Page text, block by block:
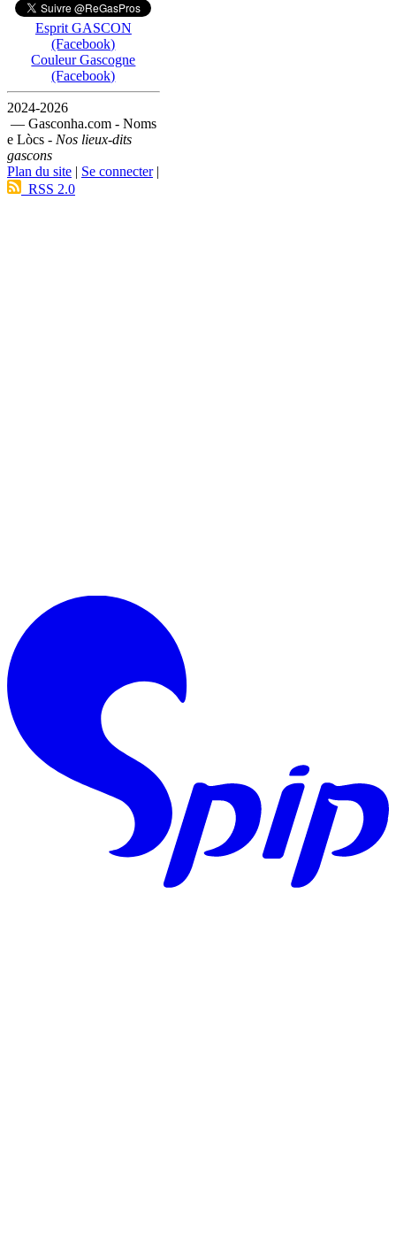
Esprit GASCON
(Facebook)
Couleur Gascogne
(Facebook)
2024-2026
— Gasconha.com - Noms
e Lòcs - Nos lieux-dits
gascons
Plan du site | Se connecter|
RSS 2.0